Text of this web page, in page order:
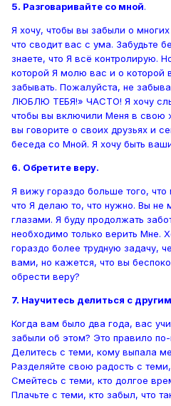
5. Разговаривайте со мной.
Я хочу, чтобы вы забыли о
что сводит вас с ума. Забудьте
знаете, что Я всё контролирую.
которой Я молю вас и о которой
забывать. Пожалуйста, не
ЛЮБЛЮ ТЕБЯ!» ЧАСТО! Я хочу
чтобы вы включили Меня в свою
вы говорите о своих друзьях и
беседа со Мной. Я хочу быть
6. Обретите веру.
Я вижу гораздо больше того,
что Я делаю то, что нужно. Вы
глазами. Я буду продолжать
необходимо только верить Мне.
гораздо более трудную задачу,
вами, но кажется, что вы
обрести веру?
7. Научитесь делиться с
Когда вам было два года, вас
забыли об этом? Это правило
Делитесь с теми, кому выпала
Разделяйте свою радость с
Смейтесь с теми, кто долгое
Плачьте с теми, кто забыл, что